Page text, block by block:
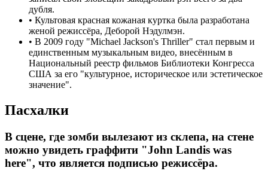
дубля.
• Культовая красная кожаная куртка была разработана
женой режиссёра, Деборой Нэдулмэн.
• В 2009 году "Michael Jackson's Thriller" стал первым и
единственным музыкальным видео, внесённым в
Национальный реестр фильмов Библиотеки Конгресса
США за его "культурное, историческое или эстетическое
значение".
Пасхалки
В сцене, где зомби вылезают из склепа, на стене
можно увидеть граффити "John Landis was
here", что является подписью режиссёра.